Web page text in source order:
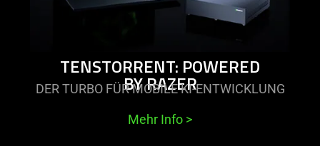
TENSTORRENT: POWERED
BY RAZER
DER TURBO FÜR MOBILE KI-ENTWICKLUNG
Mehr Info >